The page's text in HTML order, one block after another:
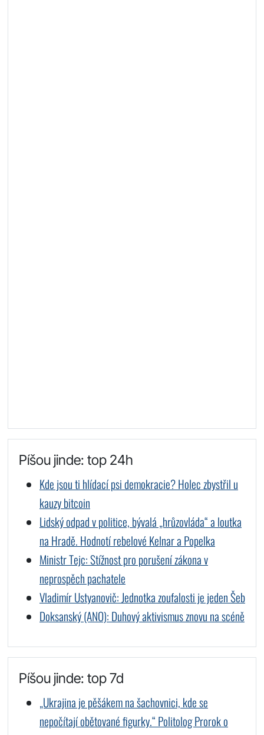
Píšou jinde: top 24h
Kde jsou ti hlídací psi demokracie? Holec zbystřil u
kauzy bitcoin
Lidský odpad v politice, bývalá „hrůzovláda“ a loutka
na Hradě. Hodnotí rebelové Kelnar a Popelka
Ministr Tejc: Stížnost pro porušení zákona v
neprospěch pachatele
Vladimír Ustyanovič: Jednotka zoufalosti je jeden Šeb
Doksanský (ANO): Duhový aktivismus znovu na scéně
Píšou jinde: top 7d
„Ukrajina je pěšákem na šachovnici, kde se
nepočítají obětované figurky.“ Politolog Prorok o